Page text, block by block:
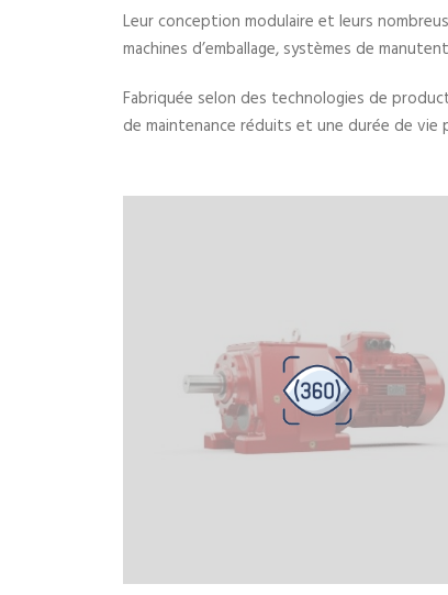
Leur conception modulaire et leurs
machines d’emballage, systèmes de
Fabriquée selon des technologies de
de maintenance réduits et une durée de vie